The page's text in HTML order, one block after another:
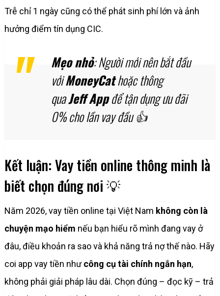
Trễ chỉ 1 ngày cũng có thể phát sinh phí lớn và ảnh
hưởng điểm tín dụng CIC.
Mẹo nhỏ: Người mới nên bắt đầu
vớiMoneyCathoặc thông
quaJeff Appđể tận dụng ưu đãi
0% cho lần vay đầu 👍
Kết luận: Vay tiền online thông minh là
biết chọn đúng nơi 💡
Năm 2026, vay tiền online tại Việt Nam không còn là
chuyện mạo hiểm nếu bạn hiểu rõ mình đang vay ở
đâu, điều khoản ra sao và khả năng trả nợ thế nào. Hãy
coi app vay tiền nhưcông cụ tài chính ngắn hạn,
không phải giải pháp lâu dài. Chọn đúng – đọc kỹ – trả